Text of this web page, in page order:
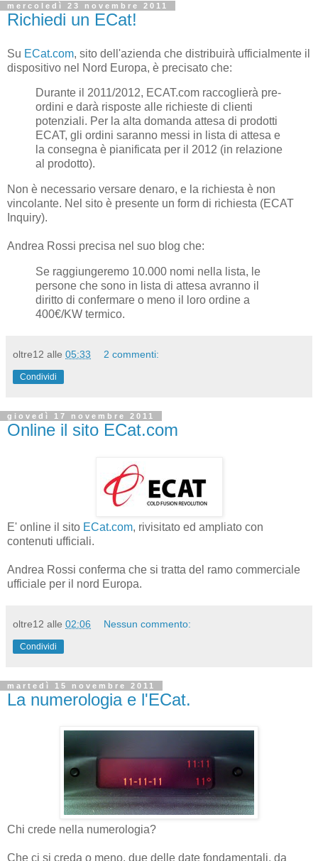
mercoledì 23 novembre 2011
Richiedi un ECat!
Su ECat.com, sito dell'azienda che distribuirà ufficialmente il
dispositivo nel Nord Europa, è precisato che:
Durante il 2011/2012, ECAT.com raccoglierà pre-
ordini e darà risposte alle richieste di clienti
potenziali. Per la alta domanda attesa di prodotti
ECAT, gli ordini saranno messi in lista di attesa e
la consegna è pianificata per il 2012 (in relazione
al prodotto).
Non è necessario versare denaro, e la richiesta è non
vincolante. Nel sito è presente un form di richiesta (ECAT
Inquiry).
Andrea Rossi precisa nel suo blog che:
Se raggiungeremo 10.000 nomi nella lista, le
persone che sono in lista di attesa avranno il
diritto di confermare o meno il loro ordine a
400€/KW termico.
oltre12 alle 05:33 2 commenti:
Condividi
giovedì 17 novembre 2011
Online il sito ECat.com
E' online il sito ECat.com, rivisitato ed ampliato con
contenuti ufficiali.
Andrea Rossi conferma che si tratta del ramo commerciale
ufficiale per il nord Europa.
oltre12 alle 02:06 Nessun commento:
Condividi
martedì 15 novembre 2011
La numerologia e l'ECat.
Chi crede nella numerologia?
Che ci si creda o meno, due delle date fondamentali, da